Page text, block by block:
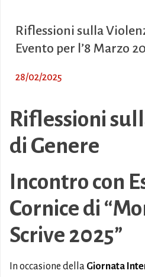
Riflessioni sulla
Evento per l’8 Marzo
28/02/2025
Riflessioni
di Genere
Incontro con
Cornice di
Scrive 2025”
In occasione della Giornata